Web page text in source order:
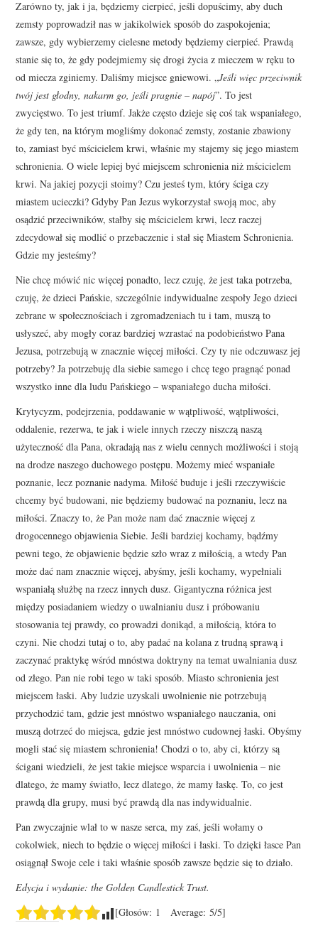
Zarówno ty, jak i ja, będziemy cierpieć, jeśli dopuścimy, aby duch
zemsty poprowadził nas w jakikolwiek sposób do zaspokojenia;
zawsze, gdy wybierzemy cielesne metody będziemy cierpieć. Prawdą
stanie się to, że gdy podejmiemy się drogi życia z mieczem w ręku to
od miecza zginiemy. Daliśmy miejsce gniewowi. „Jeśli więc przeciwnik
twój jest głodny, nakarm go, jeśli pragnie – napój”. To jest
zwycięstwo. To jest triumf. Jakże często dzieje się coś tak wspaniałego,
że gdy ten, na którym mogliśmy dokonać zemsty, zostanie zbawiony
to, zamiast być mścicielem krwi, właśnie my stajemy się jego miastem
schronienia. O wiele lepiej być miejscem schronienia niż mścicielem
krwi. Na jakiej pozycji stoimy? Czu jesteś tym, który ściga czy
miastem ucieczki? Gdyby Pan Jezus wykorzystał swoją moc, aby
osądzić przeciwników, stałby się mścicielem krwi, lecz raczej
zdecydował się modlić o przebaczenie i stał się Miastem Schronienia.
Gdzie my jesteśmy?
Nie chcę mówić nic więcej ponadto, lecz czuję, że jest taka potrzeba,
czuję, że dzieci Pańskie, szczególnie indywidualne zespoły Jego dzieci
zebrane w społecznościach i zgromadzeniach tu i tam, muszą to
usłyszeć, aby mogły coraz bardziej wzrastać na podobieństwo Pana
Jezusa, potrzebują w znacznie więcej miłości. Czy ty nie odczuwasz jej
potrzeby? Ja potrzebuję dla siebie samego i chcę tego pragnąć ponad
wszystko inne dla ludu Pańskiego – wspaniałego ducha miłości.
Krytycyzm, podejrzenia, poddawanie w wątpliwość, wątpliwości,
oddalenie, rezerwa, te jak i wiele innych rzeczy niszczą naszą
użyteczność dla Pana, okradają nas z wielu cennych możliwości i stoją
na drodze naszego duchowego postępu. Możemy mieć wspaniałe
poznanie, lecz poznanie nadyma. Miłość buduje i jeśli rzeczywiście
chcemy być budowani, nie będziemy budować na poznaniu, lecz na
miłości. Znaczy to, że Pan może nam dać znacznie więcej z
drogocennego objawienia Siebie. Jeśli bardziej kochamy, bądźmy
pewni tego, że objawienie będzie szło wraz z miłością, a wtedy Pan
może dać nam znacznie więcej, abyśmy, jeśli kochamy, wypełniali
wspaniałą służbę na rzecz innych dusz. Gigantyczna różnica jest
między posiadaniem wiedzy o uwalnianiu dusz i próbowaniu
stosowania tej prawdy, co prowadzi donikąd, a miłością, która to
czyni. Nie chodzi tutaj o to, aby padać na kolana z trudną sprawą i
zaczynać praktykę wśród mnóstwa doktryny na temat uwalniania dusz
od złego. Pan nie robi tego w taki sposób. Miasto schronienia jest
miejscem łaski. Aby ludzie uzyskali uwolnienie nie potrzebują
przychodzić tam, gdzie jest mnóstwo wspaniałego nauczania, oni
muszą dotrzeć do miejsca, gdzie jest mnóstwo cudownej łaski. Obyśmy
mogli stać się miastem schronienia! Chodzi o to, aby ci, którzy są
ścigani wiedzieli, że jest takie miejsce wsparcia i uwolnienia – nie
dlatego, że mamy światło, lecz dlatego, że mamy łaskę. To, co jest
prawdą dla grupy, musi być prawdą dla nas indywidualnie.
Pan zwyczajnie wlał to w nasze serca, my zaś, jeśli wołamy o
cokolwiek, niech to będzie o więcej miłości i łaski. To dzięki łasce Pan
osiągnął Swoje cele i taki właśnie sposób zawsze będzie się to działo.
Edycja i wydanie: the Golden Candlestick Trust.
[Głosów: 1 Average:5/5]